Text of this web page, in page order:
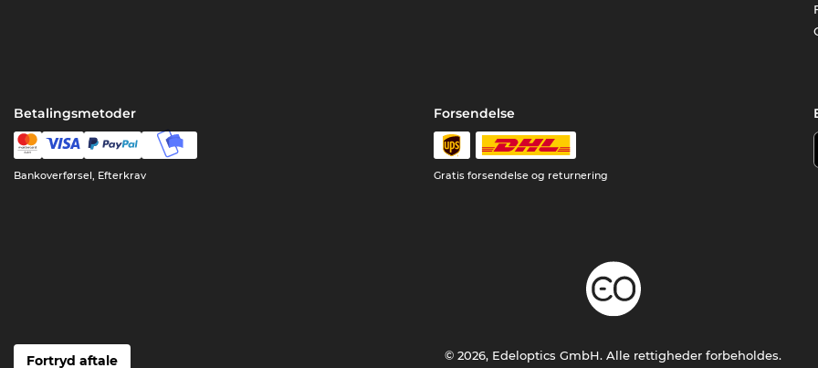
Betalingsmetoder
Bankoverførsel, Efterkrav
Forsendelse
Gratis forsendelse og returnering
Fortryd aftale © 2026, Edeloptics GmbH. Alle rettigheder forbeholdes.